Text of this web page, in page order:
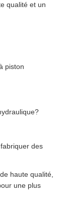
qualité et un
piston
des
haute qualité,
une plus